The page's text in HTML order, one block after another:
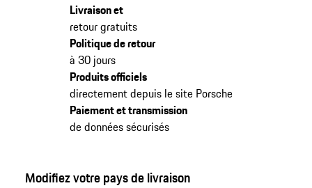
Livraison et
retour gratuits
Politique de retour
à 30 jours
Produits officiels
directement depuis le site Porsche
Paiement et transmission
de données sécurisés
Modifiez votre pays de livraison